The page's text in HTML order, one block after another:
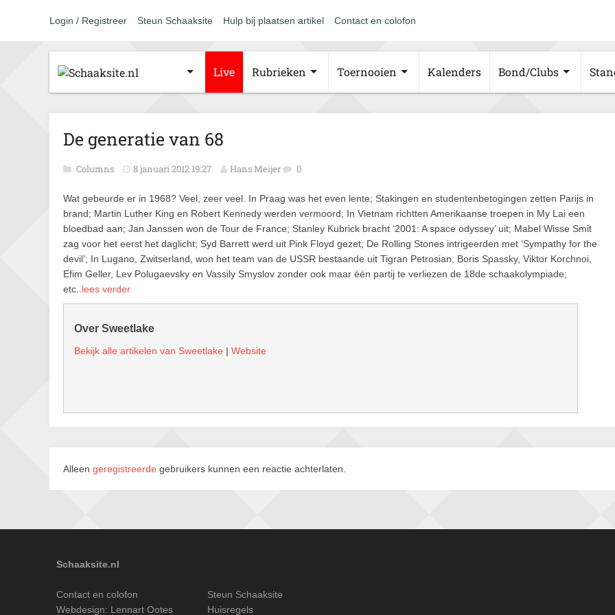
Login / Registreer Steun Schaaksite Hulp bij plaatsen artikel Contact en colofon
Live Rubrieken Toernooien Kalenders Bond/Clubs
De generatie van 68
Columns 8 januari 2012 19:27 Hans Meijer 0
Wat gebeurde er in 1968? Veel, zeer veel. In Praag was het even lente; Stakingen en studentenbetogingen zetten Parijs in
brand; Martin Luther King en Robert Kennedy werden vermoord; In Vietnam richtten Amerikaanse troepen in My Lai een
bloedbad aan; Jan Janssen won de Tour de France; Stanley Kubrick bracht ‘2001: A space odyssey’ uit; Mabel Wisse Smit
zag voor het eerst het daglicht; Syd Barrett werd uit Pink Floyd gezet; De Rolling Stones intrigeerden met ‘Sympathy for the
devil’; In Lugano, Zwitserland, won het team van de USSR bestaande uit Tigran Petrosian, Boris Spassky, Viktor Korchnoi,
Efim Geller, Lev Polugaevsky en Vassily Smyslov zonder ook maar één partij te verliezen de 18de schaakolympiade;
etc.. lees verder
Over Sweetlake
Bekijk alle artikelen van Sweetlake | Website
Alleen geregistreerde gebruikers kunnen een reactie achterlaten.
Schaaksite.nl
Contact en colofon
Webdesign: Lennart Ootes
Steun Schaaksite
Huisregels